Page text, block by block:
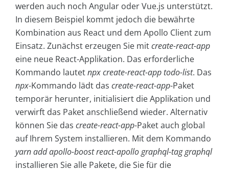
werden auch noch Angular oder Vue.js unterstützt.
In diesem Beispiel kommt jedoch die bewährte
Kombination aus React und dem Apollo Client zum
Einsatz. Zunächst erzeugen Sie mitcreate-react-app
eine neue React-Applikation. Das erforderliche
Kommando lautetnpx create-react-app todo-list. Das
npx-Kommando lädt das create-react-app-Paket
temporär herunter, initialisiert die Applikation und
verwirft das Paket anschließend wieder. Alternativ
können Sie das create-react-app-Paket auch global
auf Ihrem System installieren. Mit dem Kommando
yarn add apollo-boost react-apollo graphql-tag graphql
installieren Sie alle Pakete, die Sie für die